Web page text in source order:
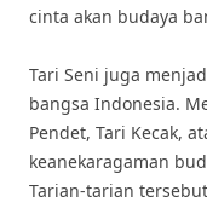
cinta akan budaya
Tari Seni juga
bangsa Indonesia.
Pendet, Tari Kecak,
keanekaragaman
Tarian-tarian